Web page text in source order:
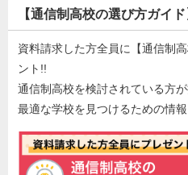
【通信制高校の選び方ガイ
資料請求した方全員に【通信制
ント!!
通信制高校を検討されている方
最適な学校を見つけるための情